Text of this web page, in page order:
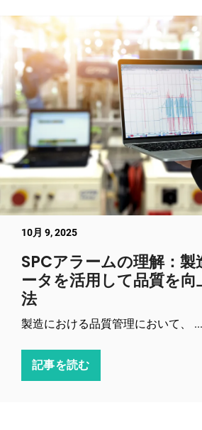
10月 9, 2025
SPCアラームの理解：製
ータを活用して品質を
法
製造における品質管理において、 ...
記事を読む